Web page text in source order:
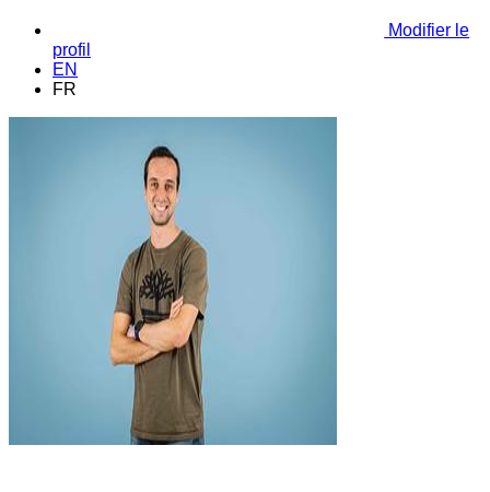
Modifier le
profil
EN
FR